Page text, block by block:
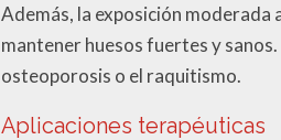
Además, la exposición moderada
mantener huesos fuertes y
osteoporosis o el raquitismo.
Aplicaciones terapéuticas